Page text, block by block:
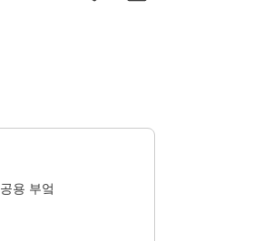
공용 부엌